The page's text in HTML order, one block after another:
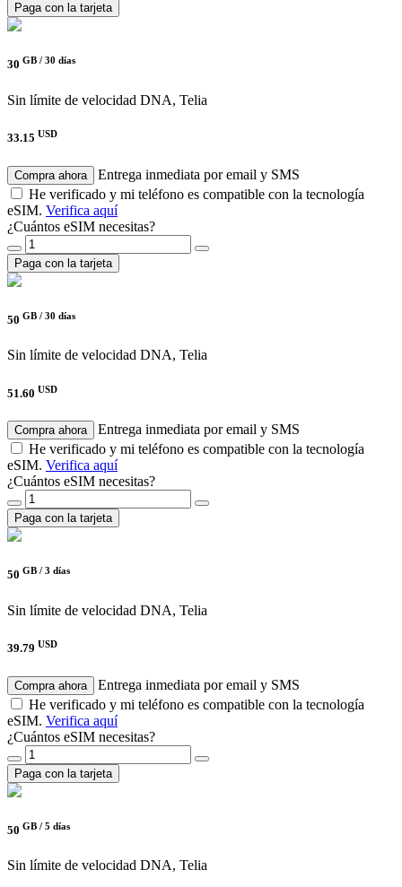
Paga con la tarjeta
30 GB / 30 días
Sin límite de velocidad DNA, Telia
33.15 USD
Compra ahora
Entrega inmediata por email y SMS
He verificado y mi teléfono es compatible con la tecnología
eSIM. Verifica aquí
¿Cuántos eSIM necesitas?
Paga con la tarjeta
50 GB / 30 días
Sin límite de velocidad DNA, Telia
51.60 USD
Compra ahora
Entrega inmediata por email y SMS
He verificado y mi teléfono es compatible con la tecnología
eSIM. Verifica aquí
¿Cuántos eSIM necesitas?
Paga con la tarjeta
50 GB / 3 días
Sin límite de velocidad DNA, Telia
39.79 USD
Compra ahora
Entrega inmediata por email y SMS
He verificado y mi teléfono es compatible con la tecnología
eSIM. Verifica aquí
¿Cuántos eSIM necesitas?
Paga con la tarjeta
50 GB / 5 días
Sin límite de velocidad DNA, Telia